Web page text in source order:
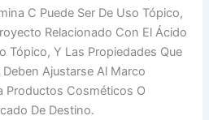
C Puede Ser De Uso Tópico,
Relacionado Con El Ácido
Tópico, Y Las Propiedades Que
Ajustarse Al Marco
Productos Cosméticos O
De Destino.